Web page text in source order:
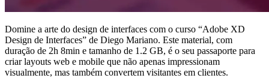
Domine a arte do design de interfaces com o curso “Adobe XD
Design de Interfaces” de Diego Mariano. Este material, com
duração de 2h 8min e tamanho de 1.2 GB, é o seu passaporte para
criar layouts web e mobile que não apenas impressionam
visualmente, mas também convertem visitantes em clientes.